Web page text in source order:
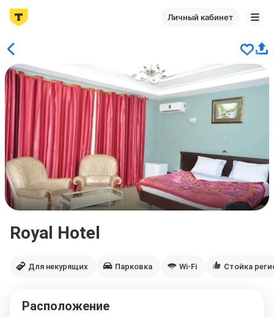
Личный кабинет
Royal Hotel
Для некурящих Парковка Wi-Fi Стойка
Расположение